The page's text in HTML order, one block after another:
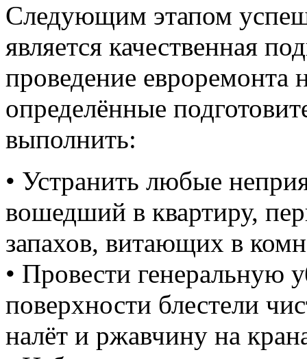
Следующим этапом
является качественная
проведение евроремонта
определённые
выполнить:
• Устранить любые
вошедший в квартиру,
запахов, витающих в
• Провести генеральную
поверхности блестели
налёт и ржавчину на